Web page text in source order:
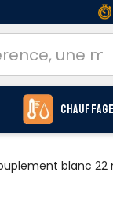
Chauffage
blanc 22